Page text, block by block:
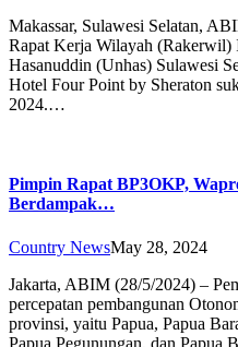
Makassar, Sulawesi Selatan,
Rapat Kerja Wilayah
Hasanuddin (Unhas) Sulawesi
Hotel Four Point by Sheraton
2024.…
Pimpin Rapat BP3OKP,
Berdampak…
Country NewsMay 28, 2024
Jakarta, ABIM (28/5/2024) –
percepatan pembangunan
provinsi, yaitu Papua, Papua
Papua Pegunungan, dan Papua